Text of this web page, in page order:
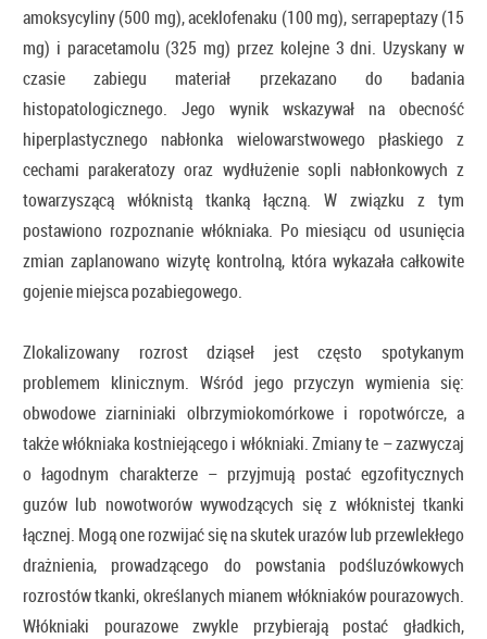
amoksycyliny (500 mg), aceklofenaku (100 mg), serrapeptazy (15
mg) i paracetamolu (325 mg) przez kolejne 3 dni. Uzyskany w
czasie zabiegu materiał przekazano do badania
histopatologicznego. Jego wynik wskazywał na obecność
hiperplastycznego nabłonka wielowarstwowego płaskiego z
cechami parakeratozy oraz wydłużenie sopli nabłonkowych z
towarzyszącą włóknistą tkanką łączną. W związku z tym
postawiono rozpoznanie włókniaka. Po miesiącu od usunięcia
zmian zaplanowano wizytę kontrolną, która wykazała całkowite
gojenie miejsca pozabiegowego.
Zlokalizowany rozrost dziąseł jest często spotykanym
problemem klinicznym. Wśród jego przyczyn wymienia się:
obwodowe ziarniniaki olbrzymiokomórkowe i ropotwórcze, a
także włókniaka kostniejącego i włókniaki. Zmiany te – zazwyczaj
o łagodnym charakterze – przyjmują postać egzofitycznych
guzów lub nowotworów wywodzących się z włóknistej tkanki
łącznej. Mogą one rozwijać się na skutek urazów lub przewlekłego
drażnienia, prowadzącego do powstania podśluzówkowych
rozrostów tkanki, określanych mianem włókniaków pourazowych.
Włókniaki pourazowe zwykle przybierają postać gładkich,